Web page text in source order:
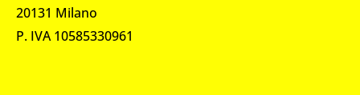
20131 Milano
P. IVA 10585330961